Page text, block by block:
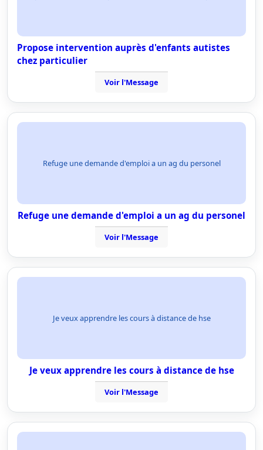
Propose intervention auprès d'enfants autistes
chez particulier
Voir l'Message
Refuge une demande d'emploi a un ag du personel
Refuge une demande d'emploi a un ag du personel
Voir l'Message
Je veux apprendre les cours à distance de hse
Je veux apprendre les cours à distance de hse
Voir l'Message